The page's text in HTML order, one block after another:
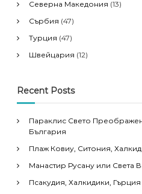
Северна Македония (13)
Сърбия (47)
Турция (47)
Швейцария (12)
Recent Posts
Параклис Свето
България
Плаж Ковиу, Ситония,
Манастир Русану или Света
Псакудия, Халкидики, Гърция